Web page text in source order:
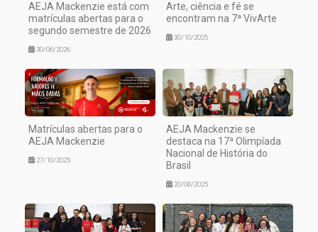
AEJA Mackenzie está com
matrículas abertas para o
segundo semestre de 2026
30/06/2026
Arte, ciência e fé se
encontram na 7ª VivArte
30/10/2025
Matrículas abertas para o
AEJA Mackenzie
27/10/2025
AEJA Mackenzie se
destaca na 17ª Olimpíada
Nacional de História do
Brasil
20/08/2025